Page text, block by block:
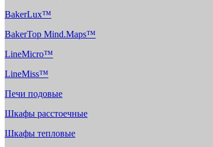
BakerLux™
BakerTop Mind.Maps™
LineMicro™
LineMiss™
Печи подовые
Шкафы расстоечные
Шкафы тепловые